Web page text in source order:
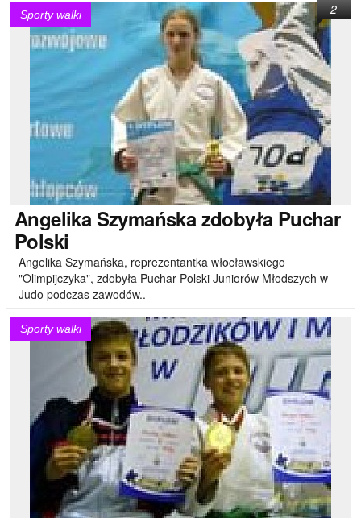
Sporty walki
AngelikaSzymańska zdobyła Puchar
Polski
Angelika Szymańska, reprezentantka włocławskiego
"Olimpijczyka", zdobyła Puchar Polski Juniorów Młodszych w
Judo podczas zawodów..
2
Sporty walki